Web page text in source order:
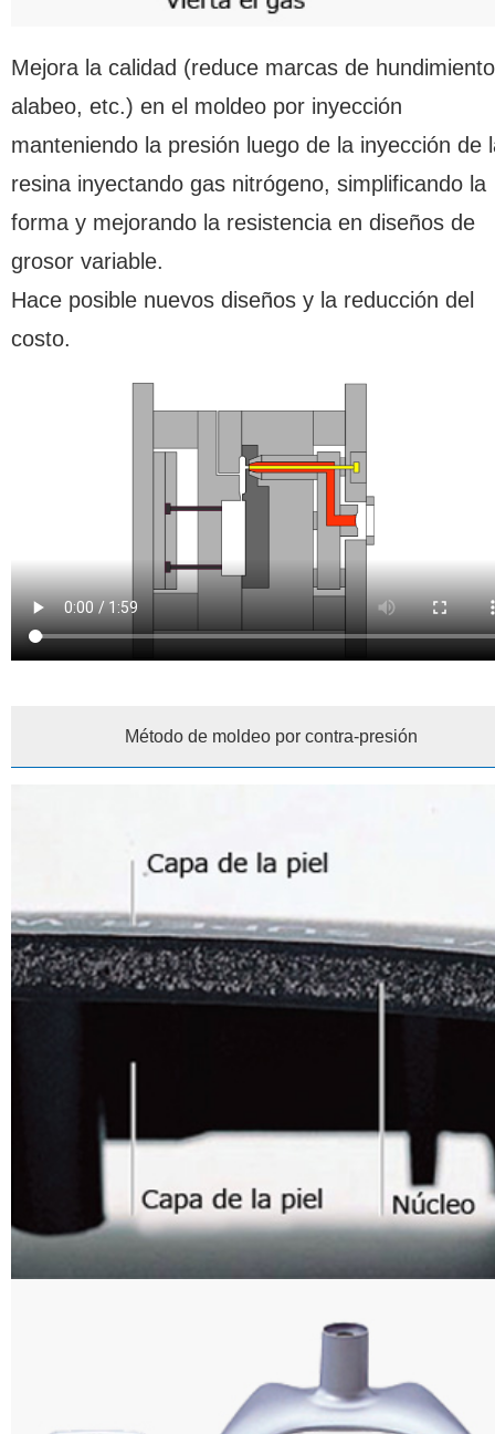
Mejora la calidad (reduce marcas de
alabeo, etc.) en el moldeo por inyección
manteniendo la presión luego de la inyección de
resina inyectando gas nitrógeno, simplificando la
forma y mejorando la resistencia en diseños de
grosor variable.
Hace posible nuevos diseños y la reducción del
costo.
Método de moldeo por contra-presión